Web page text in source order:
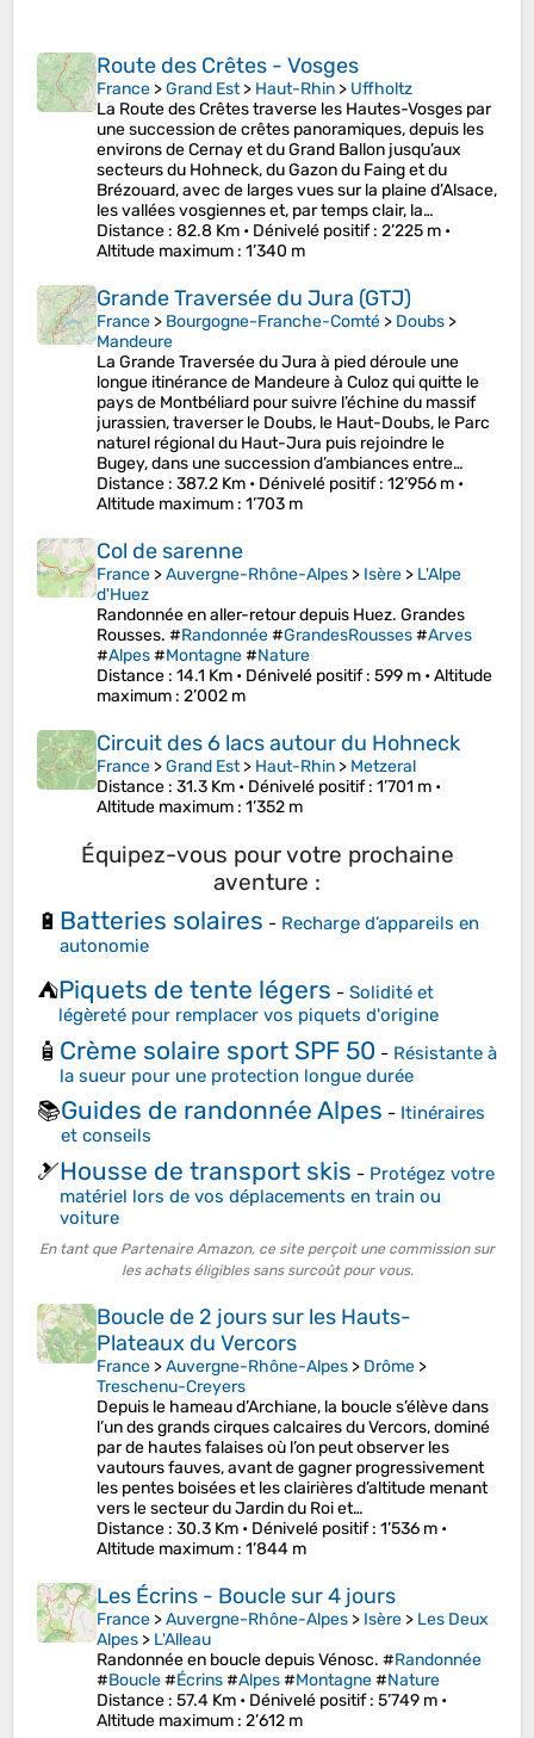
Route des Crêtes - Vosges
France >Grand Est> Haut-Rhin > Uffholtz
La Route des Crêtes traverse les Hautes-Vosges par
une succession de crêtes panoramiques, depuis les
environs de Cernay et du Grand Ballon jusqu’aux
secteurs du Hohneck, du Gazon du Faing et du
Brézouard, avec de larges vues sur la plaine d’Alsace,
les vallées vosgiennes et, par temps clair, la…
Distance : 82.8 Km • Dénivelé positif: 2’225 m •
Altitude maximum : 1’340 m
Grande Traversée du Jura (GTJ)
France > Bourgogne-Franche-Comté > Doubs >
Mandeure
La Grande Traversée du Jura à pied déroule une
longue itinérance de Mandeure à Culoz qui quitte le
pays de Montbéliard pour suivre l’échine du massif
jurassien, traverser le Doubs, le Haut-Doubs, le Parc
naturel régional du Haut-Jura puis rejoindre le
Bugey, dans une succession d’ambiances entre…
Distance : 387.2 Km • Dénivelé positif: 12’956 m •
Altitude maximum : 1’703 m
Col de sarenne
France >Auvergne-Rhône-Alpes > Isère > L'Alpe
d'Huez
Randonnée en aller-retour depuis Huez. Grandes
Rousses. #Randonnée#GrandesRousses#Arves
#Alpes#Montagne#Nature
Distance : 14.1 Km • Dénivelé positif: 599 m •Altitude
maximum : 2’002 m
Circuit des 6 lacs autour du Hohneck
France >Grand Est> Haut-Rhin > Metzeral
Distance : 31.3 Km • Dénivelé positif: 1’701 m •
Altitude maximum : 1’352 m
Équipez-vous pour votre prochaine
aventure :
🔋 Batteries solaires - Recharge d’appareils en
autonomie
⛺Piquets de tente légers - Solidité et
légèreté pour remplacer vos piquets d'origine
🧴 Crème solaire sport SPF 50 - Résistante à
la sueur pour une protection longue durée
📚Guides de randonnée Alpes - Itinéraires
et conseils
🎿Housse de transport skis - Protégez votre
matériel lors de vos déplacements en train ou
voiture
En tant que Partenaire Amazon, ce site perçoit une commission sur
les achats éligibles sans surcoût pour vous.
Boucle de 2 jours sur les Hauts-
Plateaux du Vercors
France >Auvergne-Rhône-Alpes > Drôme >
Treschenu-Creyers
Depuis le hameau d’Archiane, la boucle s’élève dans
l’un des grands cirques calcaires du Vercors, dominé
par de hautes falaises où l’on peut observer les
vautours fauves, avant de gagner progressivement
les pentes boisées et les clairières d’altitude menant
vers le secteur du Jardin du Roi et…
Distance : 30.3 Km • Dénivelé positif: 1’536 m •
Altitude maximum : 1’844 m
Les Écrins - Boucle sur 4 jours
France >Auvergne-Rhône-Alpes > Isère > Les Deux
Alpes > L'Alleau
Randonnée en boucle depuis Vénosc. #Randonnée
#Boucle#Écrins#Alpes#Montagne#Nature
Distance : 57.4 Km • Dénivelé positif: 5’749 m •
Altitude maximum : 2’612 m